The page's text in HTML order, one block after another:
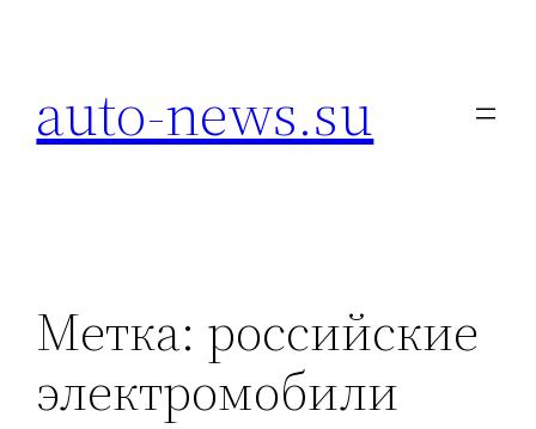
auto-news.su
Метка: российские
электромобили